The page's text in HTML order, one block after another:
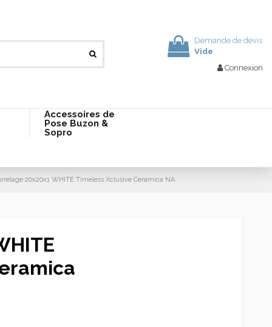
Demande de devis
Vide
Connexion
Accessoires de
Pose Buzon &
Sopro
20x20x1 WHITE Timeless Xclusive Ceramica NA